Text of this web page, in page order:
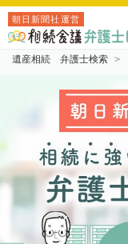
朝日新聞社運営
遺産相続 弁護士検索